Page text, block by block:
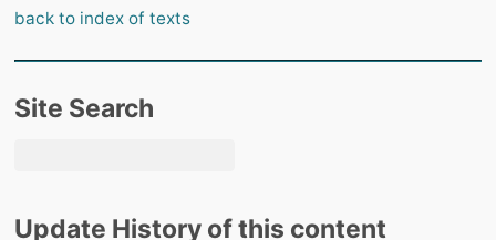
back to index of texts
Site Search
Update History of this content